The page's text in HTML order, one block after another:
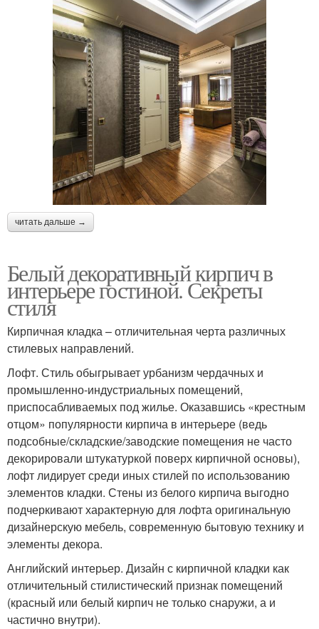
читать дальше →
Белый декоративный кирпич в
интерьере гостиной. Секреты
стиля
Кирпичная кладка – отличительная черта различных
стилевых направлений.
Лофт. Стиль обыгрывает урбанизм чердачных и
промышленно-индустриальных помещений,
приспосабливаемых под жилье. Оказавшись «крестным
отцом» популярности кирпича в интерьере (ведь
подсобные/складские/заводские помещения не часто
декорировали штукатуркой поверх кирпичной основы),
лофт лидирует среди иных стилей по использованию
элементов кладки. Стены из белого кирпича выгодно
подчеркивают характерную для лофта оригинальную
дизайнерскую мебель, современную бытовую технику и
элементы декора.
Английский интерьер. Дизайн с кирпичной кладки как
отличительный стилистический признак помещений
(красный или белый кирпич не только снаружи, а и
частично внутри).